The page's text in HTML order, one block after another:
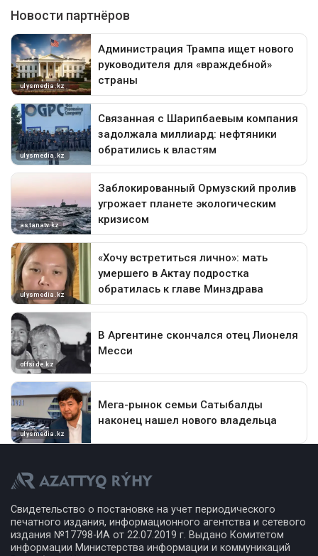
Свидетельство о постановке на учет периодического
печатного издания, информационного агентства и сетевого
издания №17798-ИА от 22.07.2019 г. Выдано Комитетом
информации Министерства информации и коммуникаций